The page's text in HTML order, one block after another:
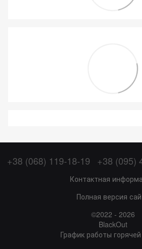
+38 (068) 119-18-19 +38 (095)
Контактная
Полная версия
©2022 - 2026
BlackOut
График работы